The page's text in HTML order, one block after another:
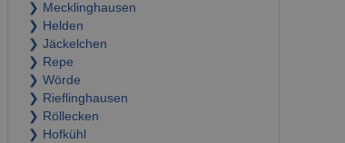
❯ Mecklinghausen
❯ Helden
❯ Jäckelchen
❯ Repe
❯ Wörde
❯ Rieflinghausen
❯ Röllecken
❯ Hofkühl